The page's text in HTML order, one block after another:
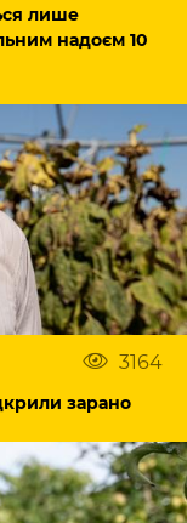
лише
надоєм 10
3164
зарано